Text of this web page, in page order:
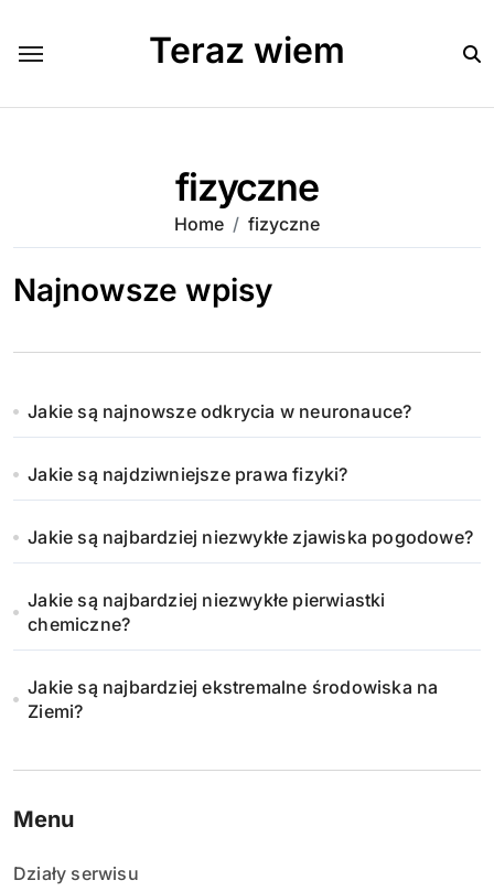
content
Teraz wiem
fizyczne
Home fizyczne
Najnowsze wpisy
Jakie są najnowsze odkrycia w neuronauce?
Jakie są najdziwniejsze prawa fizyki?
Jakie są najbardziej niezwykłe zjawiska pogodowe?
Jakie są najbardziej niezwykłe pierwiastki
chemiczne?
Jakie są najbardziej ekstremalne środowiska na
Ziemi?
Menu
Działy serwisu